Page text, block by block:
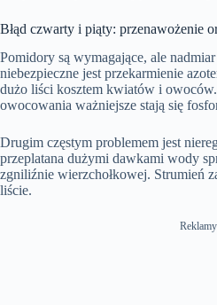
Błąd czwarty i piąty: przenawożenie
Pomidory są wymagające, ale
niebezpieczne jest przekarmienie
dużo liści kosztem kwiatów i
owocowania ważniejsze stają się
Drugim częstym problemem jest
przeplatana dużymi dawkami wody
zgniliźnie wierzchołkowej. Strumień
liście.
Reklamy